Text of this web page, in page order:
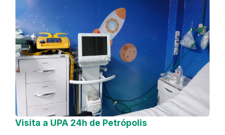
Visita a UPA 24h de Petrópolis